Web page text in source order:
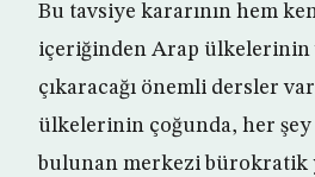
Bu tavsiye kararının hem
içeriğinden Arap ülkelerinin
çıkaracağı önemli dersler
ülkelerinin çoğunda, her şey
bulunan merkezi bürokratik